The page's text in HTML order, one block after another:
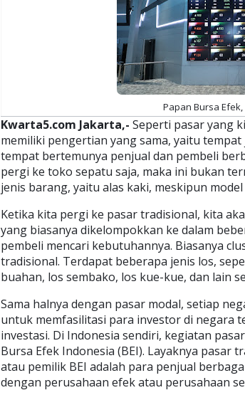
Papan Bursa Efek,
Kwarta5.com Jakarta,- Seperti pasar yang
memiliki pengertian yang sama, yaitu
tempat bertemunya penjual dan pembeli
pergi ke toko sepatu saja, maka ini bukan
jenis barang, yaitu alas kaki, meskipun
Ketika kita pergi ke pasar tradisional, kita
yang biasanya dikelompokkan ke dalam
pembeli mencari kebutuhannya. Biasanya
tradisional. Terdapat beberapa jenis los,
buahan, los sembako, los kue-kue, dan lain
Sama halnya dengan pasar modal, setiap
untuk memfasilitasi para investor di negara
investasi. Di Indonesia sendiri, kegiatan
Bursa Efek Indonesia (BEI). Layaknya pasar
atau pemilik BEI adalah para penjual
dengan perusahaan efek atau perusahaan